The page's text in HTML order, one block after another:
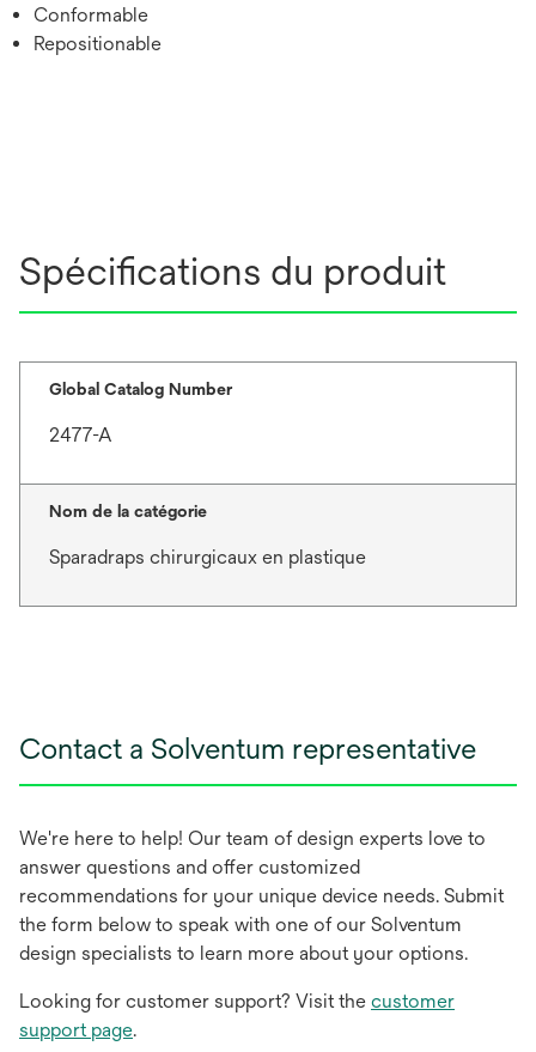
Conformable
Repositionable
Spécifications du produit
Global Catalog Number
2477-A
Nom de la catégorie
Sparadraps chirurgicaux en plastique
Contact a Solventum representative
We're here to help! Our team of design experts love to
answer questions and offer customized
recommendations for your unique device needs. Submit
the form below to speak with one of our Solventum
design specialists to learn more about your options.
Looking for customer support? Visit the customer
support page.